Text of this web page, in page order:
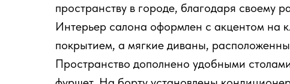
пространству в городе, благодаря своему
Интерьер салона оформлен с акцентом на
покрытием, а мягкие диваны,
Пространство дополнено удобными